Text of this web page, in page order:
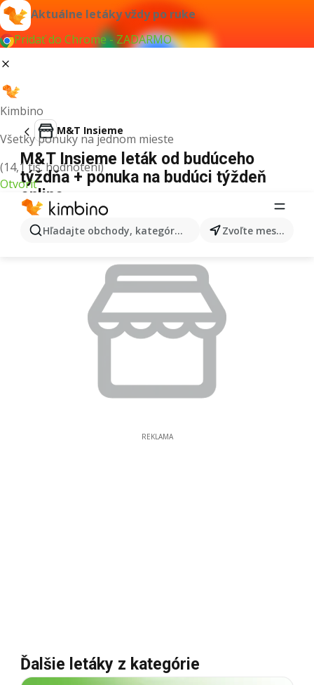
Aktuálne letáky vždy po ruke
Pridať do Chrome - ZADARMO
Kimbino
Všetky ponuky na jednom mieste
(14,1 tis. hodnotení)
Otvoriť
Hľadajte obchody, kategórie, produkty... Zvoľte mesto
M&T Insieme
M&T Insieme leták od budúceho
týždňa + ponuka na budúci týždeň
online
REKLAMA
Ďalšie letáky z kategórie